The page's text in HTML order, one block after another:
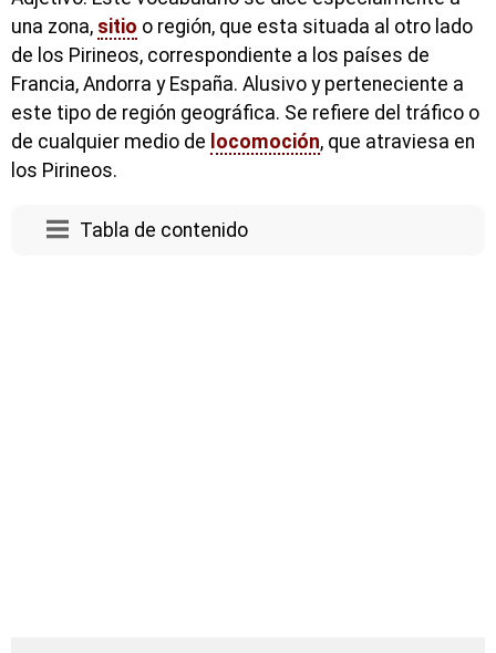
una zona, sitio o región, que esta situada al otro lado
de los Pirineos, correspondiente a los países de
Francia, Andorra y España. Alusivo y perteneciente a
este tipo de región geográfica. Se refiere del tráfico o
de cualquier medio de locomoción, que atraviesa en
los Pirineos.
Tabla de contenido